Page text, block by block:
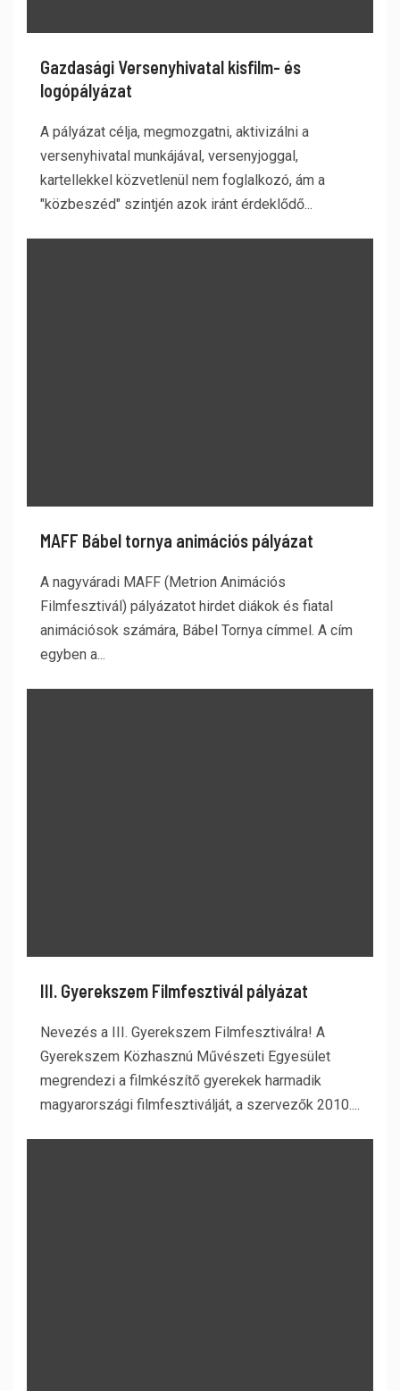
Gazdasági Versenyhivatal kisfilm- és
logópályázat
A pályázat célja, megmozgatni, aktivizálni a
versenyhivatal munkájával, versenyjoggal,
kartellekkel közvetlenül nem foglalkozó, ám a
"közbeszéd" szintjén azok iránt érdeklődő...
MAFF Bábel tornya animációs pályázat
A nagyváradi MAFF (Metrion Animációs
Filmfesztivál) pályázatot hirdet diákok és fiatal
animációsok számára, Bábel Tornya címmel. A cím
egyben a...
III. Gyerekszem Filmfesztivál pályázat
Nevezés a III. Gyerekszem Filmfesztiválra! A
Gyerekszem Közhasznú Művészeti Egyesület
megrendezi a filmkészítő gyerekek harmadik
magyarországi filmfesztiválját, a szervezők 2010....